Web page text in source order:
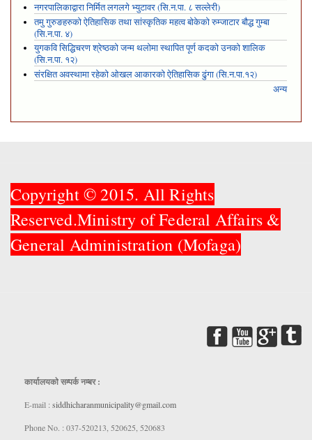
नगरपालिकाद्वारा निर्मित लगलगे भ्युटावर (सि.न.पा. ८ सल्लेरी)
तमु गुरुङहरुको ऐतिहासिक तथा सांस्कृतिक महत्व बोकेको रुम्जाटार बौद्ध गुम्बा
(सि.न.पा. ४)
युगकवि सिद्धिचरण श्रेष्ठको जन्म थलोमा स्थापित पूर्ण कदको उनको शालिक
(सि.न.पा. १२)
संरक्षित अवस्थामा रहेको ओखल आकारको ऐतिहासिक ढुंगा (सि.न.पा.१२)
अन्य
Copyright © 2015. All Rights
Reserved.Ministry of Federal Affairs &
General Administration (Mofaga)
कार्यालयकाे सम्पर्क नम्बर :
E-mail : siddhicharanmunicipality@gmail.com
Phone No. : 037-520213, 520625, 520683